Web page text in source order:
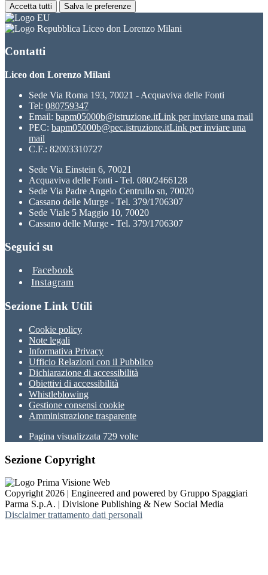
Accetta tutti Salva le preferenze
Liceo don Lorenzo Milani
Contatti
Liceo don Lorenzo Milani
Sede Via Roma 193, 70021 - Acquaviva delle Fonti
Tel: 080759347
Email: bapm05000b@istruzione.itLink per inviare una mail
PEC: bapm05000b@pec.istruzione.itLink per inviare una
mail
C.F.: 82003310727
Sede Via Einstein 6, 70021
Acquaviva delle Fonti - Tel. 080/2466128
Sede Via Padre Angelo Centrullo sn, 70020
Cassano delle Murge - Tel. 379/1706307
Sede Viale 5 Maggio 10, 70020
Cassano delle Murge - Tel. 379/1706307
Seguici su
Facebook
Instagram
Sezione Link Utili
Cookie policy
Note legali
Informativa Privacy
Ufficio Relazioni con il Pubblico
Dichiarazione di accessibilità
Obiettivi di accessibilità
Whistleblowing
Gestione consensi cookie
Amministrazione trasparente
Pagina visualizzata 729 volte
Sezione Copyright
Copyright 2026 | Engineered and powered by Gruppo Spaggiari
Parma S.p.A. | Divisione Publishing & New Social Media
Disclaimer trattamento dati personali